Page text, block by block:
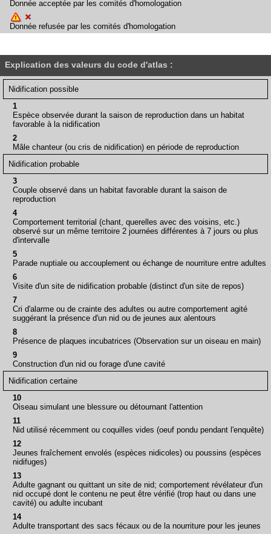
Donnée acceptée par les comités d'homologation
Donnée refusée par les comités d'homologation
Explication des valeurs du code d'atlas :
Nidification possible
1
Espèce observée durant la saison de reproduction dans un habitat
favorable à la nidification
2
Mâle chanteur (ou cris de nidification) en période de reproduction
Nidification probable
3
Couple observé dans un habitat favorable durant la saison de
reproduction
4
Comportement territorial (chant, querelles avec des voisins, etc.)
observé sur un même territoire 2 journées différentes à 7 jours ou plus
d'intervalle
5
Parade nuptiale ou accouplement ou échange de nourriture entre adultes
6
Visite d'un site de nidification probable (distinct d'un site de repos)
7
Cri d'alarme ou de crainte des adultes ou autre comportement agité
suggérant la présence d'un nid ou de jeunes aux alentours
8
Présence de plaques incubatrices (Observation sur un oiseau en main)
9
Construction d'un nid ou forage d'une cavité
Nidification certaine
10
Oiseau simulant une blessure ou détournant l'attention
11
Nid utilisé récemment ou coquilles vides (oeuf pondu pendant l'enquête)
12
Jeunes fraîchement envolés (espèces nidicoles) ou poussins (espèces
nidifuges)
13
Adulte gagnant ou quittant un site de nid; comportement révélateur d'un
nid occupé dont le contenu ne peut être vérifié (trop haut ou dans une
cavité) ou adulte incubant
14
Adulte transportant des sacs fécaux ou de la nourriture pour les jeunes